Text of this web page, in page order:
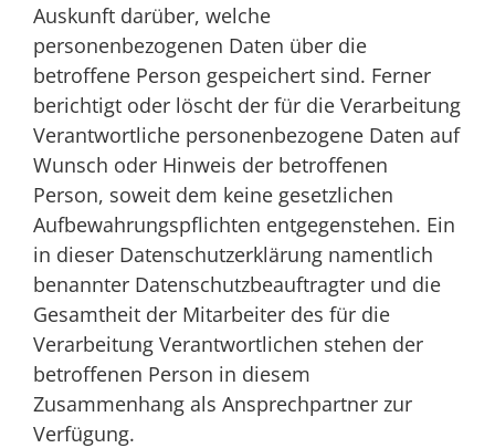
Auskunft darüber, welche
personenbezogenen Daten über die
betroffene Person gespeichert sind. Ferner
berichtigt oder löscht der für die Verarbeitung
Verantwortliche personenbezogene Daten auf
Wunsch oder Hinweis der betroffenen
Person, soweit dem keine gesetzlichen
Aufbewahrungspflichten entgegenstehen. Ein
in dieser Datenschutzerklärung namentlich
benannter Datenschutzbeauftragter und die
Gesamtheit der Mitarbeiter des für die
Verarbeitung Verantwortlichen stehen der
betroffenen Person in diesem
Zusammenhang als Ansprechpartner zur
Verfügung.